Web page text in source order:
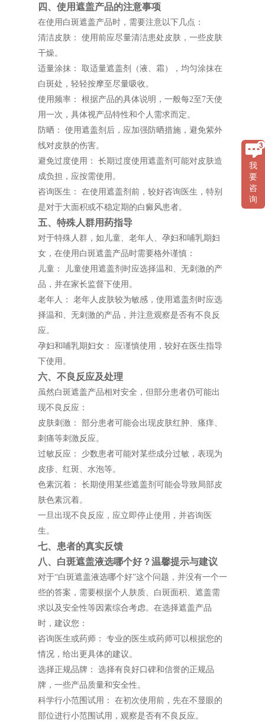
四、使用遮盖产品的注意事项
在使用白斑遮盖产品时，需要注意以下几点：
清洁皮肤： 使用前应尽量清洁患处皮肤，一些皮肤
干燥。
适量涂抹： 取适量遮盖剂（液、霜），均匀涂抹在
白斑处，轻轻按摩至尽量吸收。
使用频率： 根据产品的具体说明，一般每2至7天使
用一次，具体视产品特性和个人需求而定。
防晒： 使用遮盖剂后，应加强防晒措施，避免紫外
线对皮肤的伤害。
避免过度使用： 长期过度使用遮盖剂可能对皮肤造
成负担，应按需使用。
咨询医生： 在使用遮盖剂前，较好咨询医生，特别
是对于大面积或不稳定期的白癜风患者。
五、特殊人群用药指导
对于特殊人群，如儿童、老年人、孕妇和哺乳期妇
女，在使用白斑遮盖产品时需要格外谨慎：
儿童： 儿童使用遮盖剂时应选择温和、无刺激的产
品，并在家长监督下使用。
老年人： 老年人皮肤较为敏感，使用遮盖剂时应选
择温和、无刺激的产品，并注意观察是否有不良反
应。
孕妇和哺乳期妇女： 应谨慎使用，较好在医生指导
下使用。
六、不良反应及处理
虽然白斑遮盖产品相对安全，但部分患者仍可能出
现不良反应：
皮肤刺激： 部分患者可能会出现皮肤红肿、瘙痒、
刺痛等刺激反应。
过敏反应： 少数患者可能对某些成分过敏，表现为
皮疹、红斑、水泡等。
色素沉着： 长期使用某些遮盖剂可能会导致局部皮
肤色素沉着。
一旦出现不良反应，应立即停止使用，并咨询医
生。
七、患者的真实反馈
八、白斑遮盖液选哪个好？温馨提示与建议
对于“白斑遮盖液选哪个好”这个问题，并没有一个一
些的答案，需要根据个人肤质、白斑面积、遮盖需
求以及安全性等因素综合考虑。在选择遮盖产品
时，建议您：
咨询医生或药师： 专业的医生或药师可以根据您的
情况，给出更具体的建议。
选择正规品牌： 选择有良好口碑和信誉的正规品
牌，一些产品质量和安全性。
科学行小范围试用： 在初次使用前，先在不显眼的
部位进行小范围试用，观察是否有不良反应。
我
要
咨
询